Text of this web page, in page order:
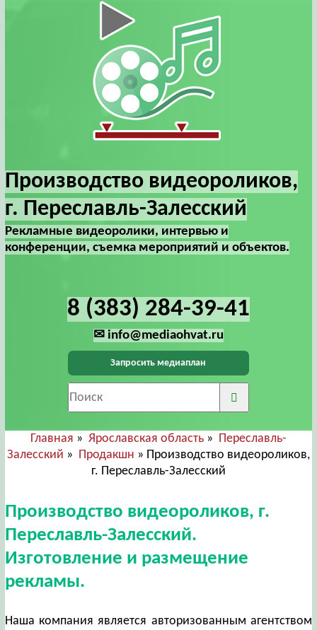
Производство видеороликов,
г. Переславль-Залесский
Рекламные видеоролики, интервью и
конференции, съемка мероприятий и объектов.
8 (383) 284-39-41
✉ info@mediaohvat.ru
Запросить медиаплан
Главная » Ярославская область» Переславль-
Залесский » Продакшн » Производство видеороликов,
г. Переславль-Залесский
Производство видеороликов, г.
Переславль-Залесский.
Изготовление и размещение
рекламы.
Наша компания является авторизованным агентством